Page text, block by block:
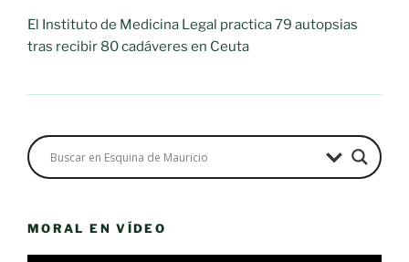
El Instituto de Medicina Legal practica 79 autopsias
tras recibir 80 cadáveres en Ceuta
MORAL EN VÍDEO